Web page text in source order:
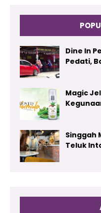
Dine In
Pedati,
Magic
Singgah
Teluk